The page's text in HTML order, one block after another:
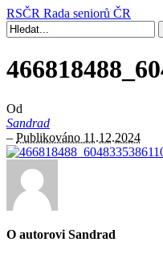
RSČR Rada seniorů ČR
Od
Sandrad
– Publikováno 11.12.2024
O autorovi Sandrad